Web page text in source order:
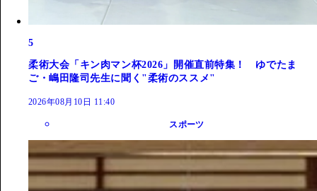
5
柔術大会「キン肉マン杯2026」開催直前特集！ ゆでたま
ご・嶋田隆司先生に聞く"柔術のススメ"
2026年08月10日 11:40
スポーツ